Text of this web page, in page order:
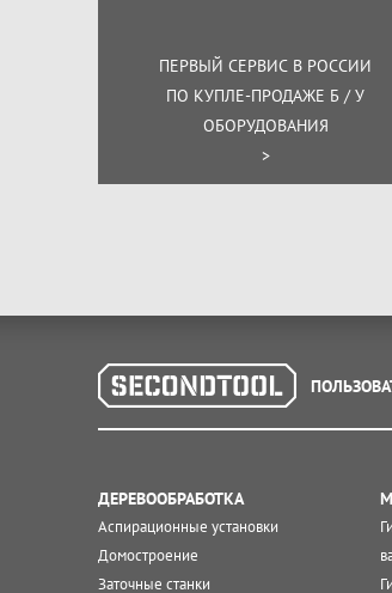
ПЕРВЫЙ СЕРВИС В РОССИИ
ПО КУПЛЕ-ПРОДАЖЕ Б / У
ОБОРУДОВАНИЯ
>
ДЕРЕВООБРАБОТКА
Аспирационные установки
Домостроение
Заточные станки